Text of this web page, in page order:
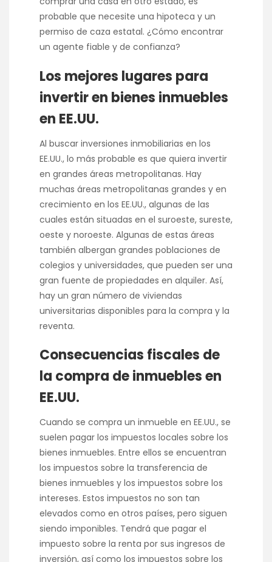
probable que necesite una hipoteca y un
permiso de caza estatal. ¿Cómo encontrar
un agente fiable y de confianza?
Los mejores lugares para
invertir en bienes inmuebles
en EE.UU.
Al buscar inversiones inmobiliarias en los
EE.UU., lo más probable es que quiera invertir
en grandes áreas metropolitanas. Hay
muchas áreas metropolitanas grandes y en
crecimiento en los EE.UU., algunas de las
cuales están situadas en el suroeste, sureste,
oeste y noroeste. Algunas de estas áreas
también albergan grandes poblaciones de
colegios y universidades, que pueden ser una
gran fuente de propiedades en alquiler. Así,
hay un gran número de viviendas
universitarias disponibles para la compra y la
reventa.
Consecuencias fiscales de
la compra de inmuebles en
EE.UU.
Cuando se compra un inmueble en EE.UU., se
suelen pagar los impuestos locales sobre los
bienes inmuebles. Entre ellos se encuentran
los impuestos sobre la transferencia de
bienes inmuebles y los impuestos sobre los
intereses. Estos impuestos no son tan
elevados como en otros países, pero siguen
siendo imponibles. Tendrá que pagar el
impuesto sobre la renta por sus ingresos de
inversión, así como los impuestos sobre los